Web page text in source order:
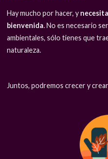
Hay mucho por hacer, y
bienvenida. No es necesario
ambientales, sólo tienes que
naturaleza.
Juntos, podremos crecer y